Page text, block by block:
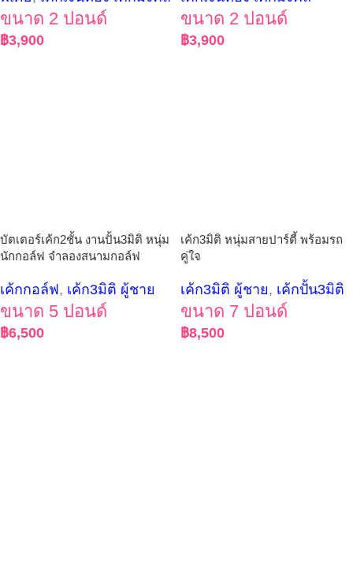
ขนาด 2 ปอนด์
฿3,900
ขนาด 2 ปอนด์
฿3,900
บัตเตอร์เค้ก2ชั้น งานปั้น3มิติ หนุ่ม
นักกอล์ฟ จำลองสนามกอล์ฟ
เค้กกอล์ฟ, เค้ก3มิติ ผู้ชาย
ขนาด 5 ปอนด์
฿6,500
เค้ก3มิติ หนุ่มสายปาร์ตี้ พร้อมรถ
คู่ใจ
เค้ก3มิติ ผู้ชาย, เค้กปั้น3มิติ
ขนาด 7 ปอนด์
฿8,500